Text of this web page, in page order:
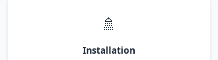
🚿
Installation